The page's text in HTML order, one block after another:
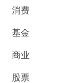
消费
基金
商业
股票